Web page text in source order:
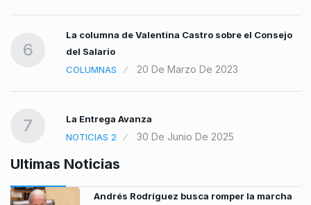
6
La columna de Valentina Castro sobre el Consejo
del Salario
COLUMNAS
20 De Marzo De 2023
7
La Entrega Avanza
NOTICIAS 2
30 De Junio De 2025
Ultimas Noticias
Andrés Rodríguez busca romper la marcha